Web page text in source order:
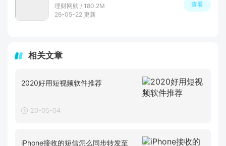
理财网购 / 180.2M
26-05-22 更新
查看
相关文章
2020好用短视频软件推荐
20-05-04
iPhone接收的短信怎么同步转发至